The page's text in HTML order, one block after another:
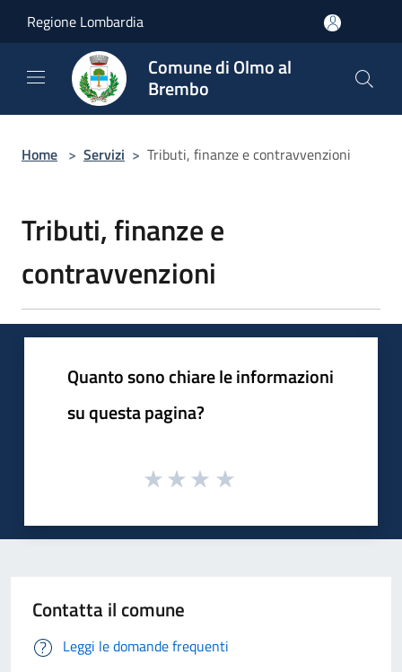
Regione Lombardia
Comune di Olmo al
Brembo
Home > Servizi > Tributi, finanze e contravvenzioni
Tributi, finanze e
contravvenzioni
Quanto sono chiare le informazioni
su questa pagina?
Contatta il comune
Leggi le domande frequenti